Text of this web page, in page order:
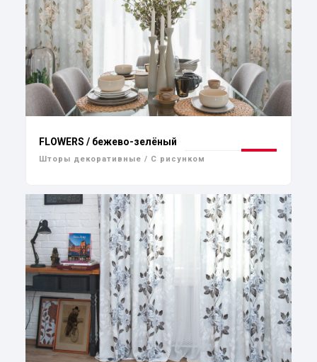
FLOWERS / бежево-зелёный
Шторы декоративные / С рисунком